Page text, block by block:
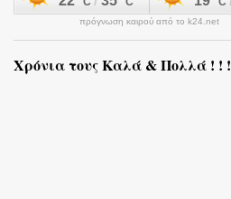
πρόγνωση καιρού από το k24.net
Χρόνια τους Καλά & Πολλά ! ! !